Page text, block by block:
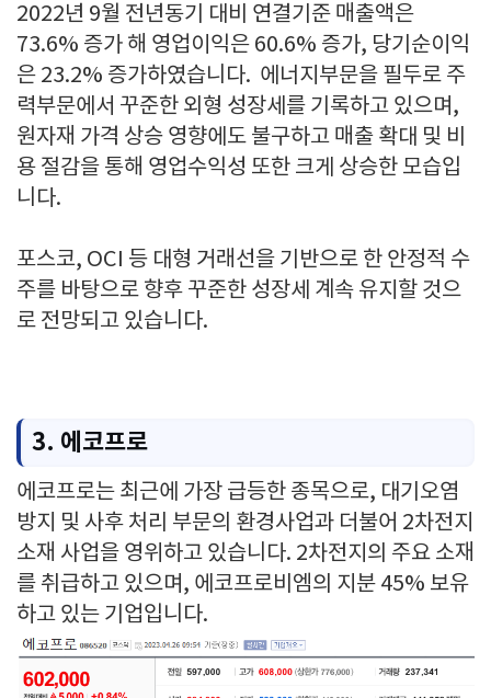
2022년 9월 전년동기 대비 연결기준 매출액은
73.6% 증가 해 영업이익은 60.6% 증가, 당기순이익
은 23.2% 증가하였습니다. 에너지부문을 필두로 주
력부문에서 꾸준한 외형 성장세를 기록하고 있으며,
원자재 가격 상승 영향에도 불구하고 매출 확대 및 비
용 절감을 통해 영업수익성 또한 크게 상승한 모습입
니다.
포스코, OCI 등 대형 거래선을 기반으로 한 안정적 수
주를 바탕으로 향후 꾸준한 성장세 계속 유지할 것으
로 전망되고 있습니다.
3. 에코프로
에코프로는 최근에 가장 급등한 종목으로, 대기오염
방지 및 사후 처리 부문의 환경사업과 더불어 2차전지
소재 사업을 영위하고 있습니다. 2차전지의 주요 소재
를 취급하고 있으며, 에코프로비엠의 지분 45% 보유
하고 있는 기업입니다.